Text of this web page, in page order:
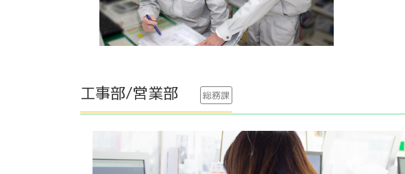
工事部/営業部 総務課